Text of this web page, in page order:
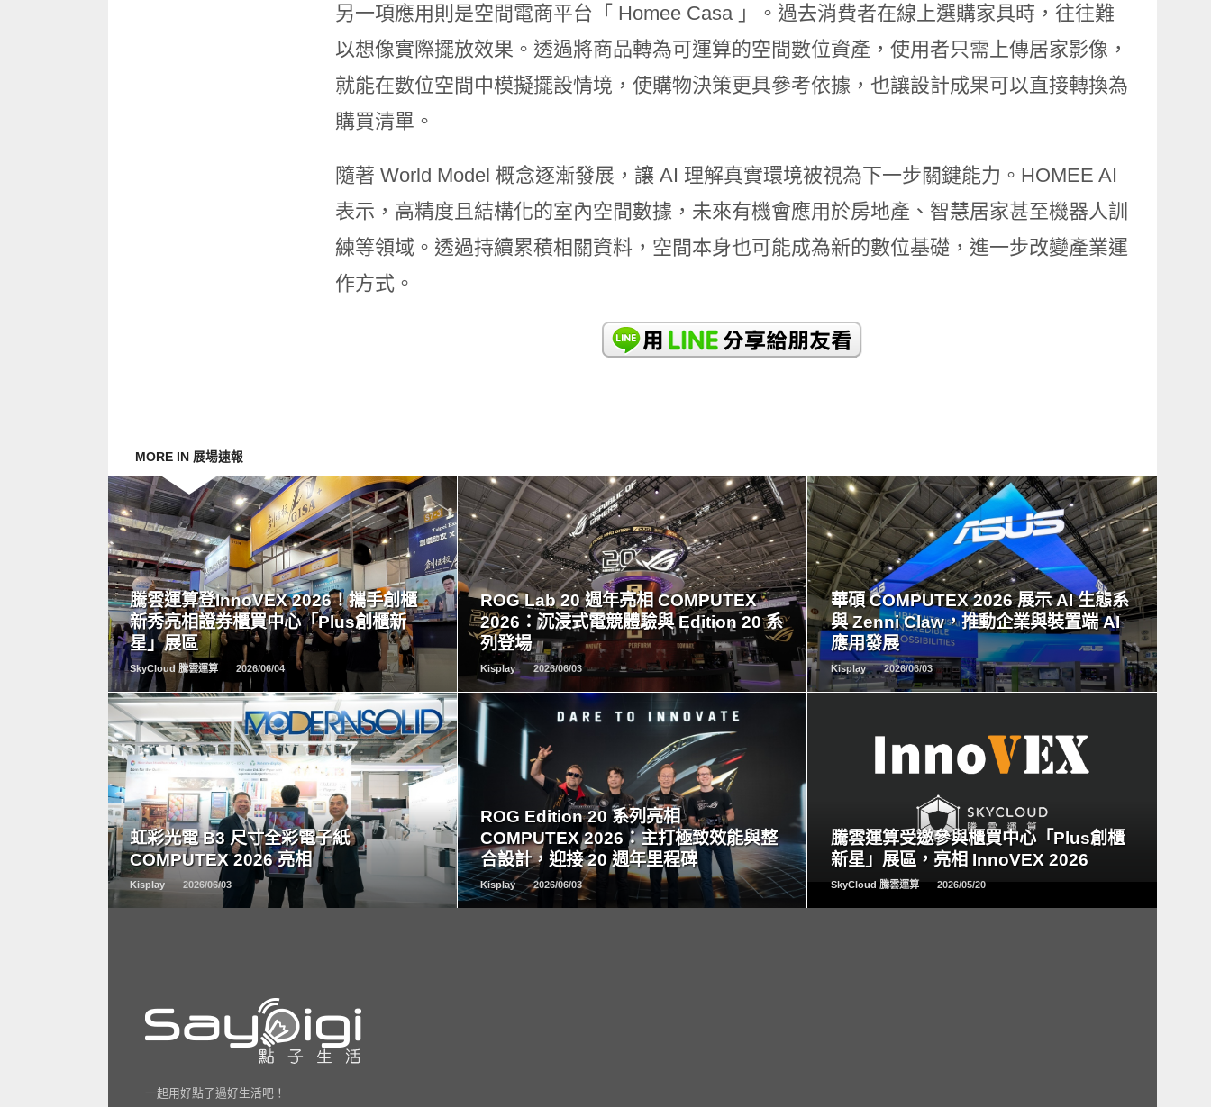
另一項應用則是空間電商平台「 Homee Casa 」。過去消費者在線上選購家具時，往往難
以想像實際擺放效果。透過將商品轉為可運算的空間數位資產，使用者只需上傳居家影像，
就能在數位空間中模擬擺設情境，使購物決策更具參考依據，也讓設計成果可以直接轉換為
購買清單。
隨著 World Model 概念逐漸發展，讓 AI 理解真實環境被視為下一步關鍵能力。HOMEE AI
表示，高精度且結構化的室內空間數據，未來有機會應用於房地產、智慧居家甚至機器人訓
練等領域。透過持續累積相關資料，空間本身也可能成為新的數位基礎，進一步改變產業運
作方式。
MORE IN 展場速報
騰雲運算登InnoVEX 2026！攜手創櫃
新秀亮相證券櫃買中心「Plus創櫃新
星」展區
SkyCloud 騰雲運算 2026/06/04
READ
MORE
ROG Lab 20 週年亮相 COMPUTEX
2026：沉浸式電競體驗與 Edition 20 系
列登場
Kisplay 2026/06/03
READ
MORE
華碩 COMPUTEX 2026 展示 AI 生態系
與 Zenni Claw，推動企業與裝置端 AI
應用發展
Kisplay 2026/06/03
READ
MORE
虹彩光電 B3 尺寸全彩電子紙
COMPUTEX 2026 亮相
Kisplay 2026/06/03
READ
MORE
ROG Edition 20 系列亮相
COMPUTEX 2026：主打極致效能與整
合設計，迎接 20 週年里程碑
Kisplay 2026/06/03
READ
MORE
騰雲運算受邀參與櫃買中心「Plus創櫃
新星」展區，亮相 InnoVEX 2026
SkyCloud 騰雲運算 2026/05/20
READ
一起用好點子過好生活吧！